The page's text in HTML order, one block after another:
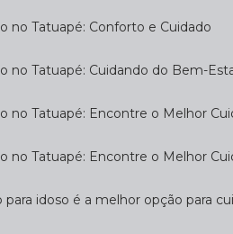
no Tatuapé: Conforto e Cuidado
no Tatuapé: Cuidando do Bem-
no Tatuapé: Encontre o Melhor
no Tatuapé: Encontre o Melhor
para idoso é a melhor opção para